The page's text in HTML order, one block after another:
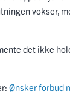
vokser,
det ikke
Ønsker forbud